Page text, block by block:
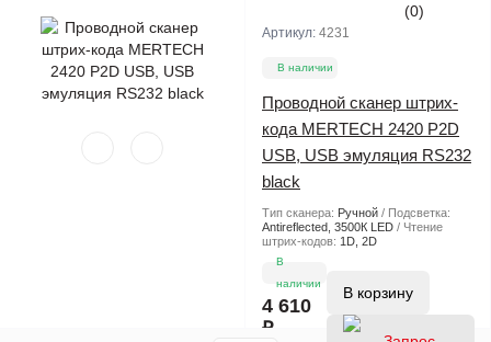
(0)
Артикул: 4231
В наличии
Проводной сканер штрих-
кода MERTECH 2420 P2D
USB, USB эмуляция RS232
black
Тип сканера: Ручной
Подсветка:
Antireflected, 3500К LED
Чтение
штрих-кодов: 1D, 2D
В
наличии
4 610
₽
В корзину